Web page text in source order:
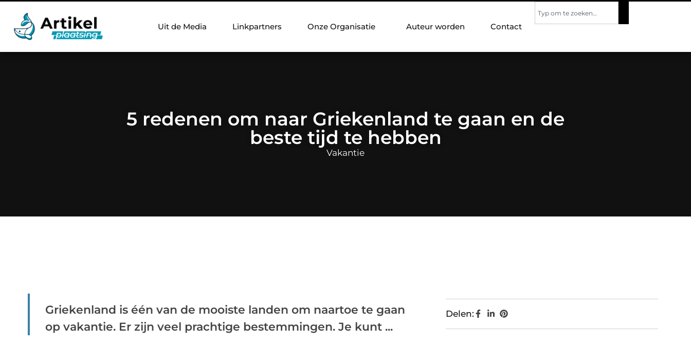
Uit de Media Linkpartners Onze Organisatie Auteur worden Contact
5 redenen om naar Griekenland te gaan en de
beste tijd te hebben
Vakantie
Griekenland is één van de mooiste landen om naartoe te gaan
op vakantie. Er zijn veel prachtige bestemmingen. Je kunt ...
Delen: